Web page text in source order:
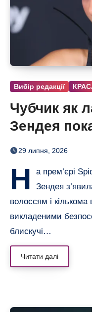
Вибір редакції
Чубчик як
Зендея
Bangs
29 липня, 2026
Н
а прем’єрі
Зендея
волоссям і
викладеними
блискучі…
Читати далі